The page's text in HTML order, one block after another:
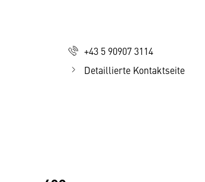
+43 5 90907 3114
Detaillierte Kontaktseite